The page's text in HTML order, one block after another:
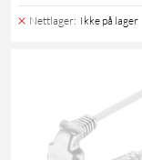
Nettlager: Ikke på lager